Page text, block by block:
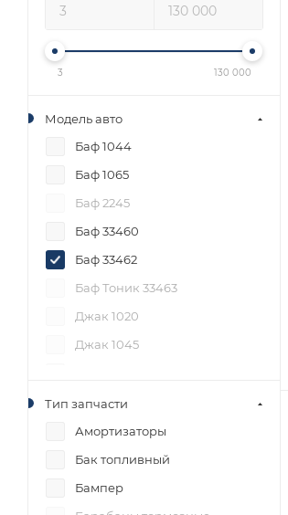
3 130 000
Модель авто
Баф 1044
Баф 1065
Баф 2245
Баф 33460
Баф 33462
Баф Тоник 33463
Джак 1020
Джак 1045
Джак N56
ДжиЭмСи 1051
Донг Фенг 1062
Исузу NQR71
Тип запчасти
Амортизаторы
Бак топливный
Бампер